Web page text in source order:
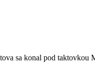
sa konal pod